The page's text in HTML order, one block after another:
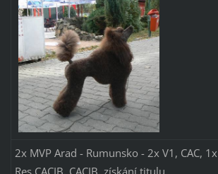
2x MVP Arad - Rumunsko - 2x V1, CAC, 1x